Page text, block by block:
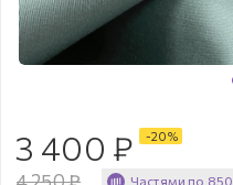
3 400 ₽ -20%
Частями по 850